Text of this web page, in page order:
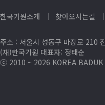
한국기원소개 찾아오시는길
주소 : 서울시 성동구 마장로
(재)한국기원 대표자: 정태순
ⓒ 2010 ~ 2026 KOREA